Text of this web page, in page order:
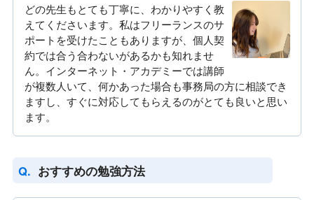
どの先生もとても丁寧に、わかりやすく教
えてくださいます。私はフリーランスのサ
ポートを受けたこともありますが、個人契
約では合う合わないがあるかも知れませ
ん。インターネット・アカデミーでは講師
が複数人いて、何かあった場合も事務局の方に相談でき
ますし、すぐに対応してもらえるのがとても良いと思い
ます。
おすすめの勉強方法